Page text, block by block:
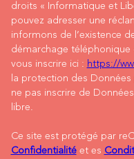
droits « Informatique et
pouvez adresser une
informons de l’existence
démarchage téléphonique
vous inscrire ici : https://
la protection des
ne pas inscrire de
libre.
Ce site est protégé par
Confidentialitéet es